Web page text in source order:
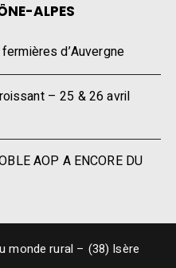
ALPES
d’Auvergne
– 25 & 26 avril
AOP A ENCORE DU
monde rural – (38) Isère